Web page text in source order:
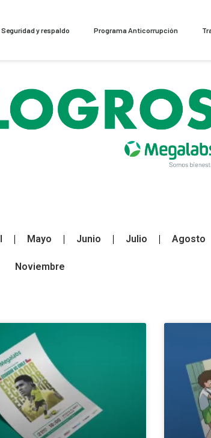
Seguridad y respaldo Programa Anticorrupción
Mayo Junio Julio Agosto
Noviembre